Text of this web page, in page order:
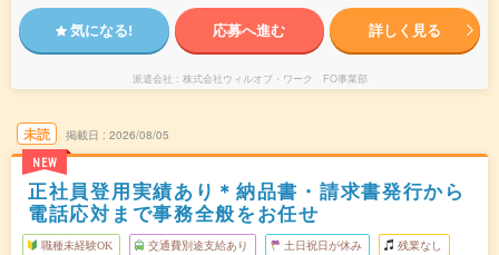
気になる! 応募へ進む 詳しく見る
派遣会社 株式会社ウィルオブ・ワーク FO事業部
未読
NEW
掲載日 2026/08/05
正社員登用実績あり＊納品書・請求書発行から
電話応対まで事務全般をお任せ
職種未経験OK 交通費別途支給あり 土日祝日が休み 残業なし